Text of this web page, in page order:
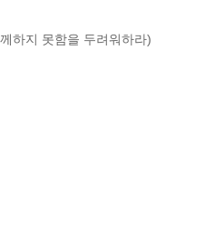
하지 못함을 두려워하라)